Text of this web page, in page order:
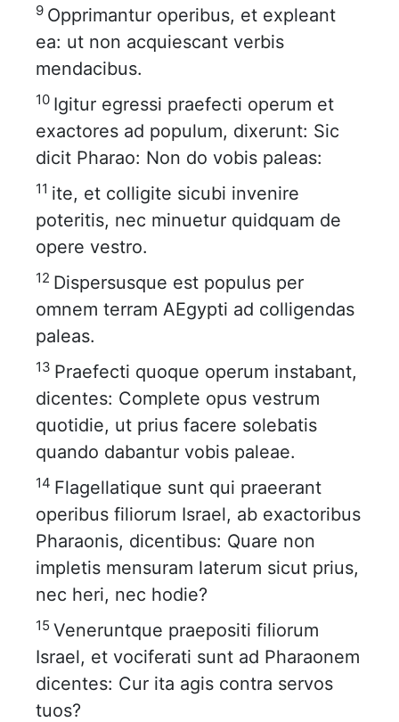
9 Opprimantur operibus, et expleant
ea: ut non acquiescant verbis
mendacibus.
10 Igitur egressi praefecti operum et
exactores ad populum, dixerunt: Sic
dicit Pharao: Non do vobis paleas:
11 ite, et colligite sicubi invenire
poteritis, nec minuetur quidquam de
opere vestro.
12 Dispersusque est populus per
omnem terram AEgypti ad colligendas
paleas.
13 Praefecti quoque operum instabant,
dicentes: Complete opus vestrum
quotidie, ut prius facere solebatis
quando dabantur vobis paleae.
14 Flagellatique sunt qui praeerant
operibus filiorum Israel, ab exactoribus
Pharaonis, dicentibus: Quare non
impletis mensuram laterum sicut prius,
nec heri, nec hodie?
15 Veneruntque praepositi filiorum
Israel, et vociferati sunt ad Pharaonem
dicentes: Cur ita agis contra servos
tuos?